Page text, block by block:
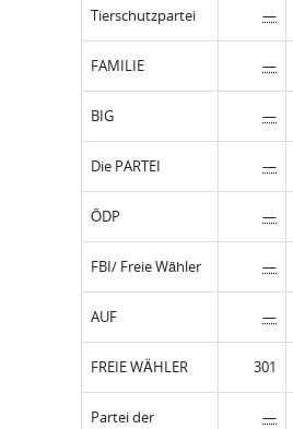
Tierschutzpartei —
FAMILIE —
BIG —
Die PARTEI —
ÖDP —
FBI/ Freie Wähler —
AUF —
FREIE WÄHLER 301
Partei der
—